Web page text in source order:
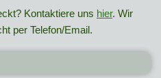
Kontaktiere uns hier. Wir
per Telefon/Email.